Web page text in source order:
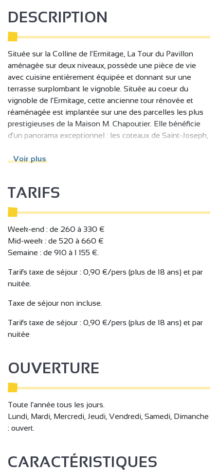
DESCRIPTION
Située sur la Colline de l'Ermitage, La Tour du Pavillon
aménagée sur deux niveaux, possède une pièce de vie
avec cuisine entièrement équipée et donnant sur une
terrasse surplombant le vignoble. Située au coeur du
vignoble de l'Ermitage, cette ancienne tour rénovée et
réaménagée est implantée sur une des parcelles les plus
prestigieuses de la Maison M. Chapoutier. Elle bénéficie
d'un panorama exceptionnel : les coteaux de Saint-Joseph,
Rhône. La gare sncf est à 650 m.
chambre (1x180) avec charpente apparente, salle d'eau.
Terrasse privative surplombant le vignoble. Vélos
électriques, dégustations de vins, visite du vignoble et
option «cave remplie à votre arrivée» sur demande.
Voir plus
TARIFS
Week-end : de 260 à 330 €
Mid-week : de 520 à 660 €
Semaine : de 910 à 1 155 €.
Tarifs taxe de séjour : 0,90 €/pers (plus de 18 ans) et par
nuitée.
Taxe de séjour non incluse.
Tarifs taxe de séjour : 0,90 €/pers (plus de 18 ans) et par
nuitée
OUVERTURE
Toute l'année tous les jours.
Lundi, Mardi, Mercredi, Jeudi, Vendredi, Samedi, Dimanche
: ouvert.
CARACTÉRISTIQUES